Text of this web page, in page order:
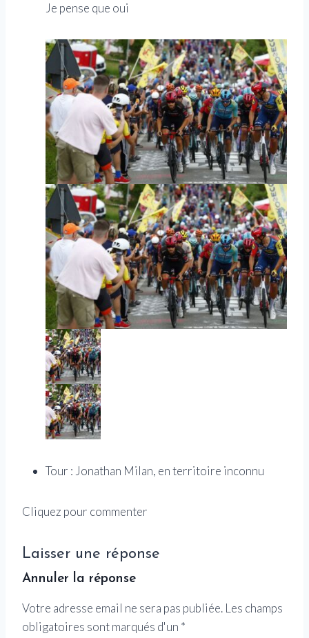
Je pense que oui
Tour : Jonathan Milan, en territoire inconnu
Cliquez pour commenter
Laisser une réponse
Annuler la réponse
Votre adresse email ne sera pas publiée. Les champs
obligatoires sont marqués d'un *